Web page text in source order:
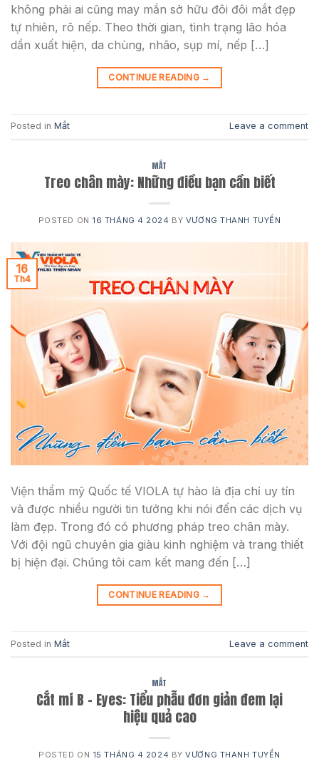
không phải ai cũng may mắn sở hữu đôi đôi mắt đẹp
tự nhiên, rõ nếp. Theo thời gian, tình trạng lão hóa
dần xuất hiện, da chùng, nhão, sụp mí, nếp […]
CONTINUE READING →
Posted in Mắt Leave a comment
MẮT
Treo chân mày: Những điều bạn cần biết
POSTED ON 16 THÁNG 4 2024 BY VƯƠNG THANH TUYỀN
16
Th4
Viện thẩm mỹ Quốc tế VIOLA tự hào là địa chỉ uy tín
và được nhiều người tin tưởng khi nói đến các dịch vụ
làm đẹp. Trong đó có phương pháp treo chân mày.
Với đội ngũ chuyên gia giàu kinh nghiệm và trang thiết
bị hiện đại. Chúng tôi cam kết mang đến […]
CONTINUE READING →
Posted in Mắt Leave a comment
MẮT
Cắt mí B – Eyes: Tiểu phẫu đơn giản đem lại
hiệu quả cao
POSTED ON 15 THÁNG 4 2024 BYVƯƠNG THANH TUYỀN